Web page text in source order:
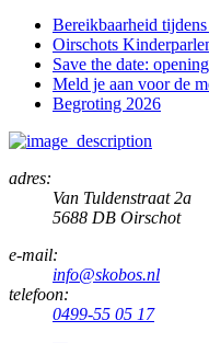
Bereikbaarheid
Oirschots
Save the date:
Meld je aan voor de
Begroting 2026
adres:
Van Tuldenstraat 2a
5688 DB Oirschot
e-mail:
info@skobos.nl
telefoon:
0499-55 05 17